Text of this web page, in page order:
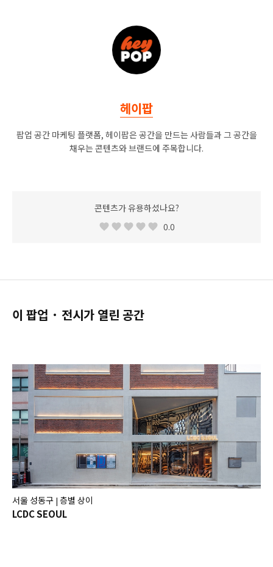
헤이팝
팝업 공간 마케팅 플랫폼, 헤이팝은 공간을 만드는 사람들과 그 공간을
채우는 콘텐츠와 브랜드에 주목합니다.
콘텐츠가 유용하셨나요?
0.0
이 팝업 · 전시가 열린 공간
서울 성동구 | 층별 상이
LCDC SEOUL